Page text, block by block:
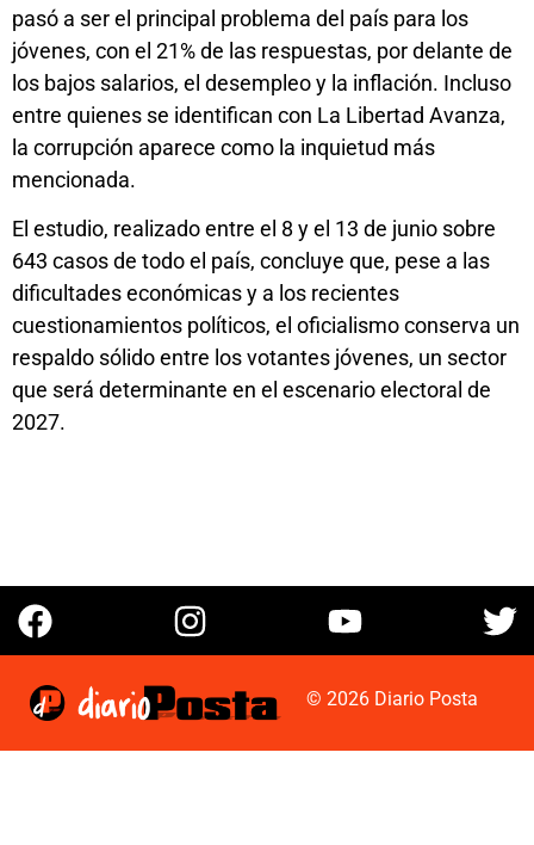
pasó a ser el principal problema del país para los
jóvenes, con el 21% de las respuestas, por delante de
los bajos salarios, el desempleo y la inflación. Incluso
entre quienes se identifican con La Libertad Avanza,
la corrupción aparece como la inquietud más
mencionada.
El estudio, realizado entre el 8 y el 13 de junio sobre
643 casos de todo el país, concluye que, pese a las
dificultades económicas y a los recientes
cuestionamientos políticos, el oficialismo conserva un
respaldo sólido entre los votantes jóvenes, un sector
que será determinante en el escenario electoral de
2027.
© 2026 Diario Posta